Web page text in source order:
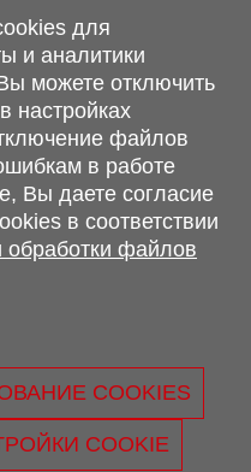
ул. Мира, 20А,
108 В, 224701
предоставленная на сайте
технических
а также стоимости и
характер и
п.2 ст.407
данных
файлов cookie.
выдано 02.02.2009
р-на г. Бреста
для
и аналитики
можете отключить
настройках
файлов
в работе
Вы даете согласие
в соответствии
обработки файлов
COOKIES
COOKIE